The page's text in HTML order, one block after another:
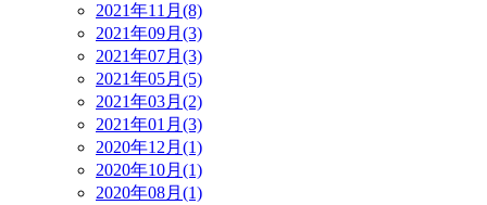
2021年11月(8)
2021年09月(3)
2021年07月(3)
2021年05月(5)
2021年03月(2)
2021年01月(3)
2020年12月(1)
2020年10月(1)
2020年08月(1)